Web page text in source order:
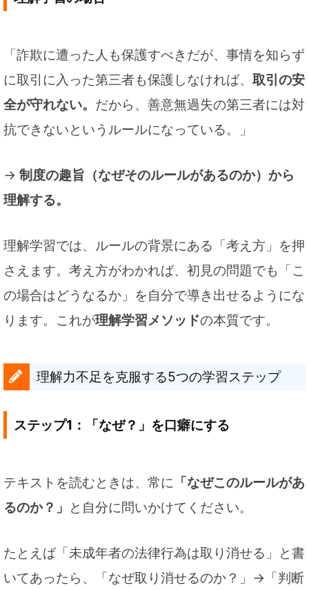
「詐欺に遭った人も保護すべきだが、事情を知らず
に取引に入った第三者も保護しなければ、 取引の安
全が守れない。 だから、善意無過失の第三者には対
抗できないというルールになっている。」
→ 制度の趣旨（なぜそのルールがあるのか）から
理解する。
理解学習では、ルールの背景にある「考え方」を押
さえます。考え方がわかれば、初見の問題でも「こ
の場合はどうなるか」を自分で導き出せるようにな
ります。これが理解学習メソッドの本質です。
理解力不足を克服する5つの学習ステップ
ステップ1：「なぜ？」を口癖にする
テキストを読むときは、常に 「なぜこのルールがあ
るのか？」 と自分に問いかけてください。
たとえば「未成年者の法律行為は取り消せる」と書
いてあったら、「なぜ取り消せるのか？」→「判断